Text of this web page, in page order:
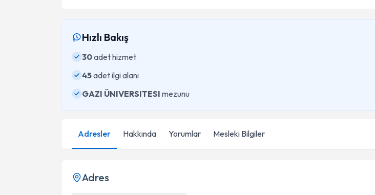
Hızlı Bakış
30adet hizmet
45adet ilgi alanı
GAZI ÜNIVERSITESI mezunu
Adresler Hakkında Yorumlar Mesleki Bilgiler
Adres